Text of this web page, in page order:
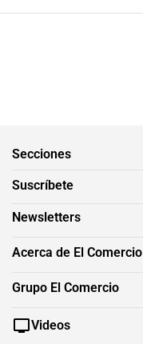
Secciones
Suscríbete
Newsletters
Acerca de El Comercio
Grupo El Comercio
Videos